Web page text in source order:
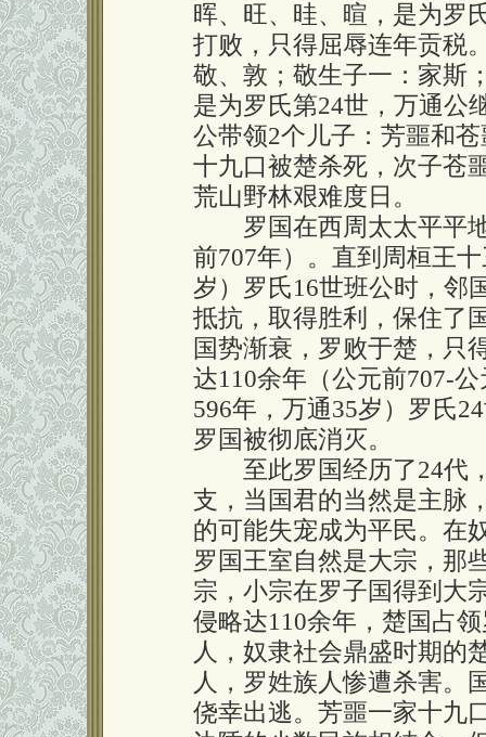
晖、旺、晆、暄，是为罗
打败，只得屈辱连年贡税
敬、敦；敬生子一：家斯
是为罗氏第24世，万通公
公带领2个儿子：芳噩和
十九口被楚杀死，次子苍
荒山野林艰难度日。
罗国在西周太太平平地
前707年）。直到周桓王
岁）罗氏16世班公时，邻
抵抗，取得胜利，保住了
国势渐衰，罗败于楚，只
达110余年（公元前707-
596年，万通35岁）罗氏
罗国被彻底消灭。
至此罗国经历了24代，
支，当国君的当然是主脉
的可能失宠成为平民。在
罗国王室自然是大宗，那
宗，小宗在罗子国得到大
侵略达110余年，楚国占
人，奴隶社会鼎盛时期的
人，罗姓族人惨遭杀害。
侥幸出逃。芳噩一家十九